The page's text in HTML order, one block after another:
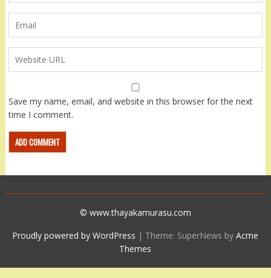
Save my name, email, and website in this browser for the next
time I comment.
© www.thayakamurasu.com
Proudly powered by WordPress | Theme: SuperNews byAcme
Themes